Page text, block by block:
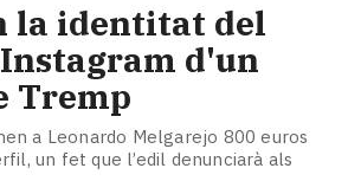
la identitat del
d'un
Tremp
a Leonardo Melgarejo 800 euros
un fet que l’edil denunciarà als